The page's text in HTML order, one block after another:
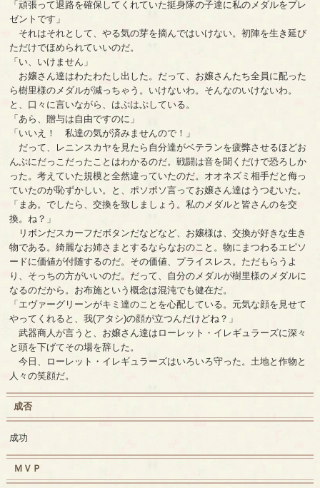
「頑張って退路を確保してくれていた挺身隊の子達に私のメダルをプレ
ゼントです」
それはそれとして、やる気の芽を摘んではいけない。初陣を生き延び
ただけでほめられていいのだ。
「い、いけません」
お嬢さん達はわたわたし出した。だって、お嬢さんたち全員に配った
ら樹里様のメダルが減っちゃう。いけないわ。そんなのいけないわ。
と、口々に言いながら、はぷはぷしている。
「あら、贈与は自由ですのに」
「いいえ！ 私達の気が済みませんので！」
だって、レニンスカヤを見たら自分達がベテランを疲弊させるほどお
んぶにだっこだったことはわかるのだ。戦闘は音を聞くだけで恐ろしか
った。考えていた規模と全然違っていたのだ。オオネズミ相手だと侮っ
ていたのが恥ずかしい。と、ポソポソ言ってお嬢さん達はうつむいた。
「まあ。でしたら、交換を致しましょう。私のメダルと皆さんのを交
換。ね？」
リボンだスカーフだボタンだなどなど、お嬢様は、交換が好きな生き
物である。綺麗なお姉さまとするならなおのこと。物にまつわるエピソ
ードに価値が付随するのだ。その価値、プライスレス。ただもらうよ
り、そっちの方がいいのだ。だって、自分のメダルが樹里様のメダルに
なるのだから。お布施という概念は混沌でも健在だ。
「エヴァーグリーンがキミ達のことを心配している。元気な顔を見せて
やってくれると、我(アタシ)の顔が立つんだけどね？」
武器商人が言うと、お嬢さん達はローレット・イレギュラーズに深々
と頭を下げてその場を辞した。
今日、ローレット・イレギュラーズはいろいろ守った。土地と作物と
人々の笑顔だ。
成否
成功
ＭＶＰ